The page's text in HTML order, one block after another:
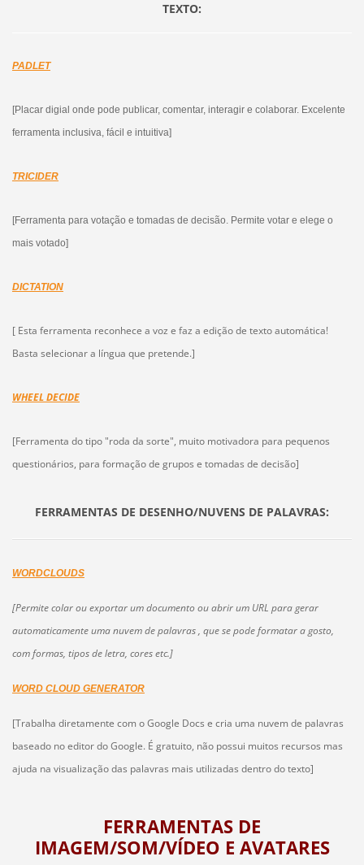
TEXTO:
PADLET
[Placar digial onde pode publicar, comentar, interagir e colaborar. Excelente
ferramenta inclusiva, fácil e intuitiva]
TRICIDER
[Ferramenta para votação e tomadas de decisão. Permite votar e elege o
mais votado]
DICTATION
[ Esta ferramenta reconhece a voz e faz a edição de texto automática!
Basta selecionar a língua que pretende.]
WHEEL DECIDE
[Ferramenta do tipo "roda da sorte", muito motivadora para pequenos
questionários, para formação de grupos e tomadas de decisão]
FERRAMENTAS DE DESENHO/NUVENS DE PALAVRAS:
WORDCLOUDS
[Permite colar ou exportar um documento ou abrir um URL para gerar
automaticamente uma nuvem de palavras , que se pode formatar a gosto,
com formas, tipos de letra, cores etc.]
WORD CLOUD GENERATOR
[Trabalha diretamente com o Google Docs e cria uma nuvem de palavras
baseado no editor do Google. É gratuito, não possui muitos recursos mas
ajuda na visualização das palavras mais utilizadas dentro do texto]
FERRAMENTAS DE
IMAGEM/SOM/VÍDEO E AVATARES